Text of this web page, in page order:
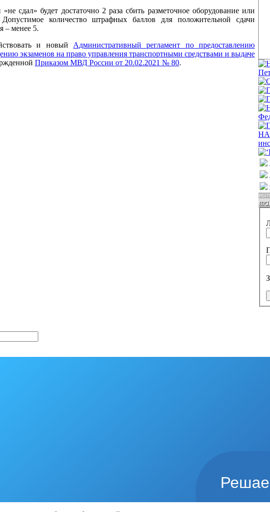
сдал» будет достаточно 2 раза сбить разметочное оборудование или
Допустимое количество штрафных баллов для положительной сдачи
– менее 5.
и новый Административный регламент по предоставлению
экзаменов на право управления транспортными средствами и выдаче
Приказом МВД России от 20.02.2021 № 80.